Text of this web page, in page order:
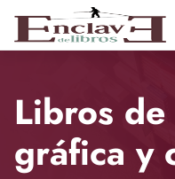
Saltar al contenido
Libros
gráfica y